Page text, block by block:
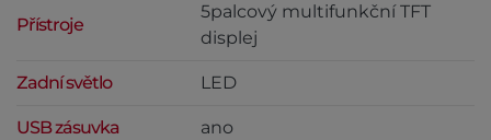
Přístroje
5palcový multifunkční TFT
displej
Zadní světlo LED
USB zásuvka ano